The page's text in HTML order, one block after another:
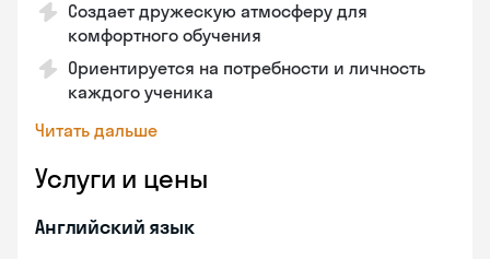
Создает дружескую атмосферу для
комфортного обучения
Ориентируется на потребности и личность
каждого ученика
Читать дальше
Услуги и цены
Английский язык